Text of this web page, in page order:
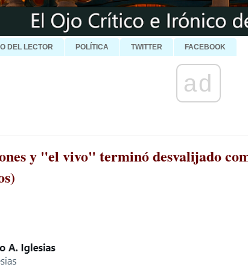
DEL LECTOR POLÍTICA TWITTER FACEBOOK
ad
y "el vivo" terminó desvalijado